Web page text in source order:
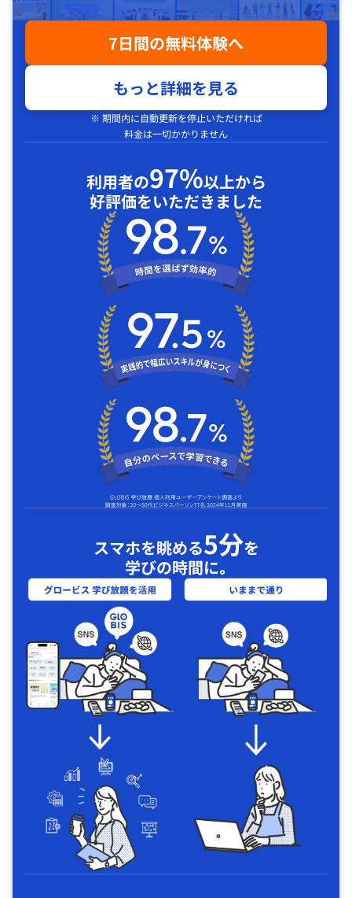
7日間の無料体験へ
もっと詳細を見る
※ 期間内に自動更新を停止いただければ
料金は一切かかりません
利用者の97%以上から
好評価をいただきました
スマホを眺める5分を
学びの時間に｡